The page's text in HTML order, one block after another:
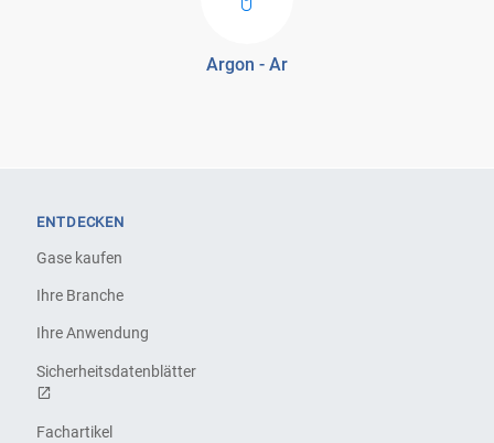
Argon - Ar
ENTDECKEN
Gase kaufen
Ihre Branche
Ihre Anwendung
Sicherheitsdatenblätter
Fachartikel